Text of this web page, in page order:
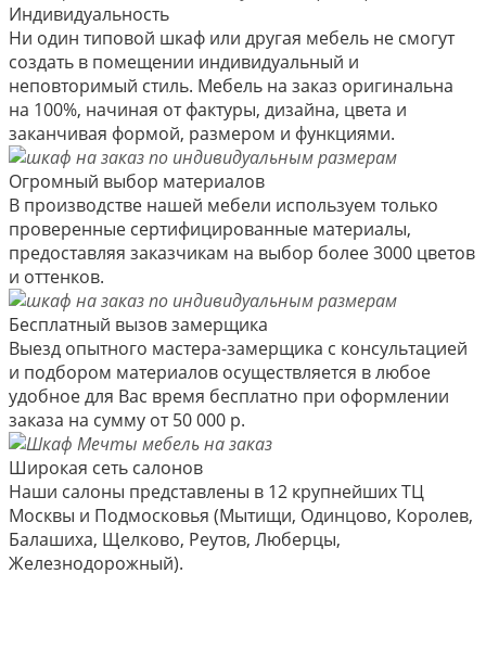
Индивидуальность
Ни один типовой шкаф или другая мебель не смогут
создать в помещении индивидуальный и
неповторимый стиль. Мебель на заказ оригинальна
на 100%, начиная от фактуры, дизайна, цвета и
заканчивая формой, размером и функциями.
Огромный выбор материалов
В производстве нашей мебели используем только
проверенные сертифицированные материалы,
предоставляя заказчикам на выбор более 3000 цветов
и оттенков.
Бесплатный вызов замерщика
Выезд опытного мастера-замерщика с консультацией
и подбором материалов осуществляется в любое
удобное для Вас время бесплатно при оформлении
заказа на сумму от 50 000 р.
Широкая сеть салонов
Наши салоны представлены в 12 крупнейших ТЦ
Москвы и Подмосковья (Мытищи, Одинцово, Королев,
Балашиха, Щелково, Реутов, Люберцы,
Железнодорожный).